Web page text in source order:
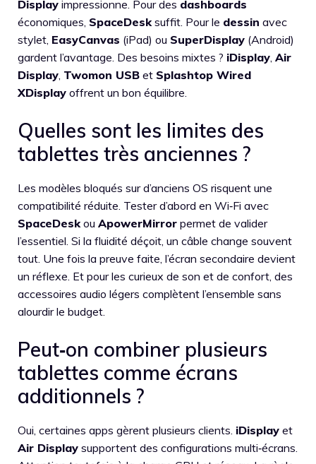
Display impressionne. Pour des dashboards
économiques, SpaceDesk suffit. Pour le dessin avec
stylet, EasyCanvas (iPad) ou SuperDisplay (Android)
gardent l’avantage. Des besoins mixtes ? iDisplay Air
Display Twomon USB et Splashtop Wired
XDisplay offrent un bon équilibre.
Quelles sont les limites des
tablettes très anciennes ?
Les modèles bloqués sur d’anciens OS risquent une
compatibilité réduite. Tester d’abord en Wi‑Fi avec
SpaceDesk ou ApowerMirror permet de valider
l’essentiel. Si la fluidité déçoit, un câble change souvent
tout. Une fois la preuve faite, l’écran secondaire devient
un réflexe. Et pour les curieux de son et de confort, des
accessoires audio légers complètent l’ensemble sans
alourdir le budget.
Peut‑on combiner plusieurs
tablettes comme écrans
additionnels ?
Oui, certaines apps gèrent plusieurs clients. iDisplay et
Air Display supportent des configurations multi‑écrans.